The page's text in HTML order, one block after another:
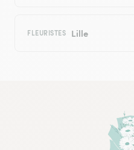
FLEURISTES Lille